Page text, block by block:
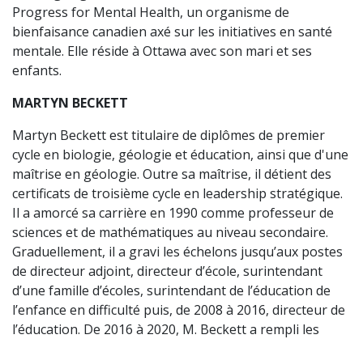
Progress for Mental Health, un organisme de
bienfaisance canadien axé sur les initiatives en santé
mentale. Elle réside à Ottawa avec son mari et ses
enfants.
MARTYN BECKETT
Martyn Beckett est titulaire de diplômes de premier
cycle en biologie, géologie et éducation, ainsi que d'une
maîtrise en géologie. Outre sa maîtrise, il détient des
certificats de troisième cycle en leadership stratégique.
Il a amorcé sa carrière en 1990 comme professeur de
sciences et de mathématiques au niveau secondaire.
Graduellement, il a gravi les échelons jusqu’aux postes
de directeur adjoint, directeur d’école, surintendant
d’une famille d’écoles, surintendant de l’éducation de
l’enfance en difficulté puis, de 2008 à 2016, directeur de
l’éducation. De 2016 à 2020, M. Beckett a rempli les